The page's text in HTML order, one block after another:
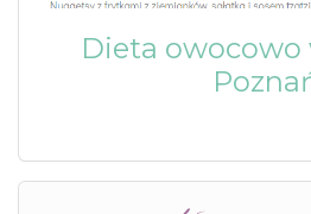
Dieta owocowo